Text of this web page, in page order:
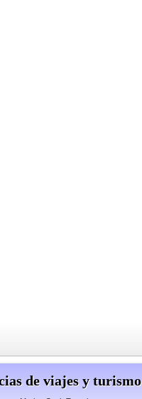
de viajes y turismo